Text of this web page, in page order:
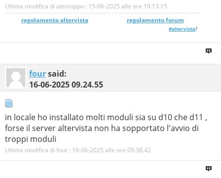
Ultima modifica di alemoppo : 15-06-2025 alle ore 19.13.15
regolamento altervista_______________ regolamento forum
#altervista?
foursaid:
16-06-202509.24.55
in locale ho installato molti moduli sia su d10 che d11 ,
forse il server altervista non ha sopportato l'avvio di
troppi moduli
Ultima modifica di four : 16-06-2025 alle ore 09.38.42